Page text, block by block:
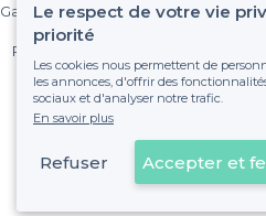
Gagnez de nombreux clients parmi
Pas de commissions et sans
fixe sans risque de voir
Référencer mon
Déjà
Le respect de votre vie
priorité
Les cookies nous permettent de
les annonces, d'offrir des
sociaux et d'analyser notre trafic.
En savoir plus
Refuser Accepter et